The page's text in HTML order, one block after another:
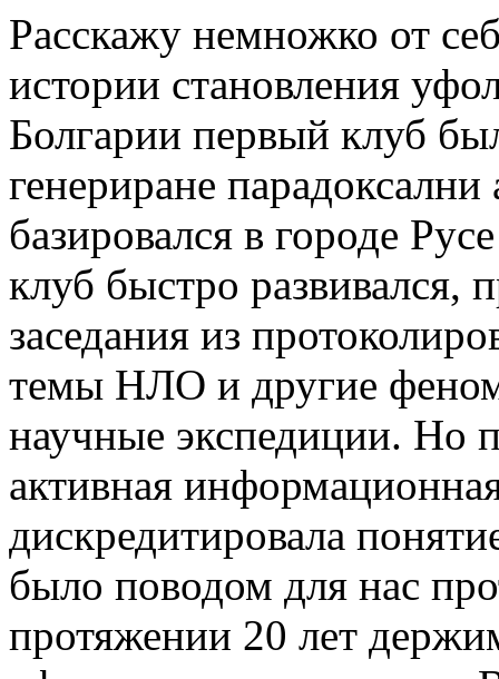
Расскажу немножко от
истории становления
Болгарии первый клуб
генериране
базировался в городе
клуб быстро развивался,
заседания из
темы НЛО и другие
научные экспедиции. Но
активная
дискредитировала
было поводом для нас
протяжении 20 лет